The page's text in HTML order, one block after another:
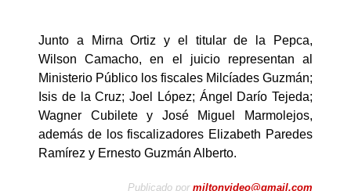
Junto a Mirna Ortiz y el titular de la Pepca,
Wilson Camacho, en el juicio representan al
Ministerio Público los fiscales Milcíades Guzmán;
Isis de la Cruz; Joel López; Ángel Darío Tejeda;
Wagner Cubilete y José Miguel Marmolejos,
además de los fiscalizadores Elizabeth Paredes
Ramírez y Ernesto Guzmán Alberto.
Publicado por miltonvideo@gmail.com